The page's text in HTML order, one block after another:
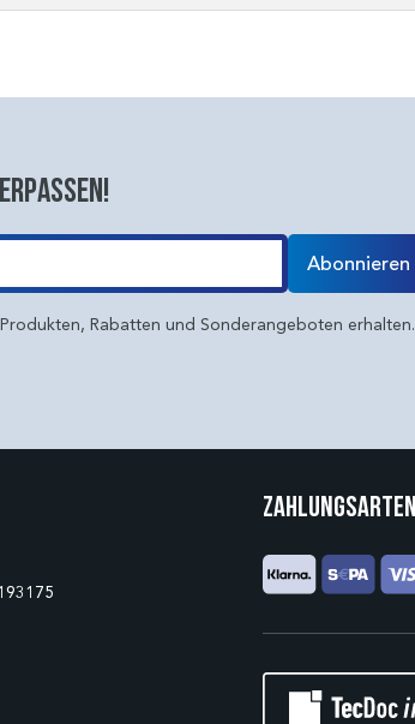
Abonnieren
Rabatten und Sonderangeboten erhalten.
Zahlungsarten